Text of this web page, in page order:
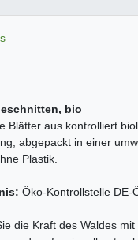
bio
Blätter aus kontrolliert
abgepackt in einer
Plastik.
Öko-Kontrollstelle DE-
die Kraft des Waldes